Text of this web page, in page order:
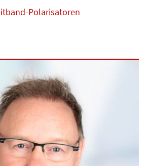
Polarisatoren